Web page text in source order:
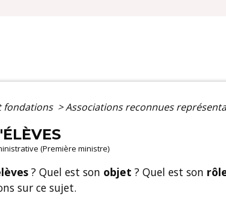
fondations >Associations reconnues
(Première ministre)
? Quel est son objet ? Quel est son
sur ce sujet.